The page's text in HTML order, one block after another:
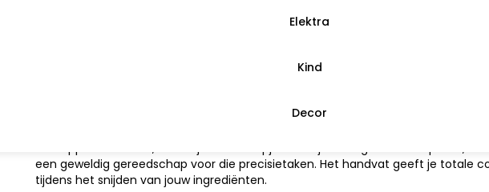
Elektra
Kind
Decor
aardappel te schillen, dunne julienne reepjes te snijden of garnalen te pellen, …
een geweldig gereedschap voor die precisietaken. Het handvat geeft je totale
tijdens het snijden van jouw ingrediënten.